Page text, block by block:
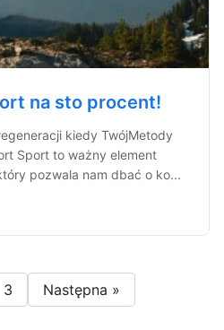
na sto procent!
kiedy TwójMetody
Sport to ważny element
pozwala nam dbać o ko...
3 Następna »